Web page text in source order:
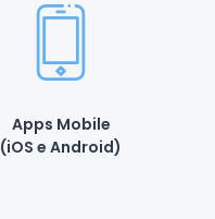
Apps Mobile
(iOS e Android)